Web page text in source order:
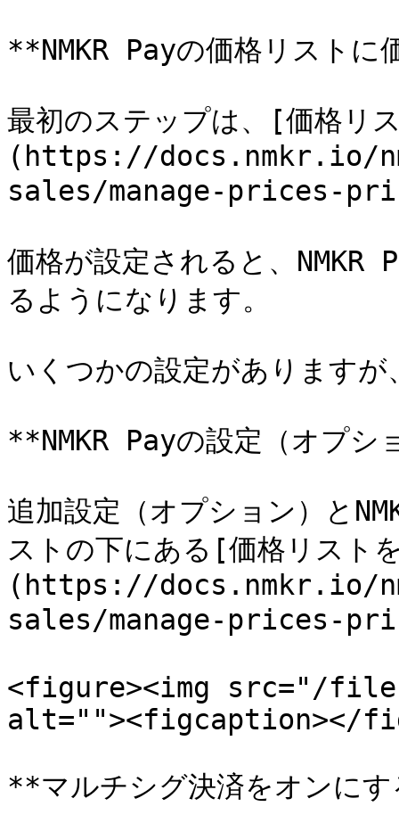
**NMKR Payの価格リストに
最初のステップは、[価格リ
(https://docs.nmkr.io/
sales/manage-prices-
価格が設定されると、NMKR
るようになります。
いくつかの設定があります
**NMKR Payの設定（オプシ
追加設定（オプション）と
ストの下にある[価格リスト
(https://docs.nmkr.io/
sales/manage-prices-
<figure><img src="/files/
alt=""><figcaption></
**マルチシグ決済をオンに